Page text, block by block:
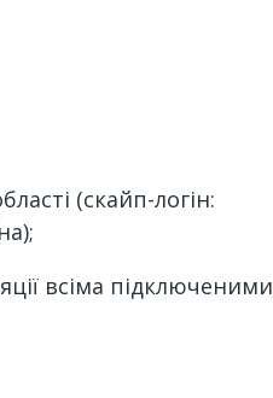
(скайп-логін:
всіма підключеними